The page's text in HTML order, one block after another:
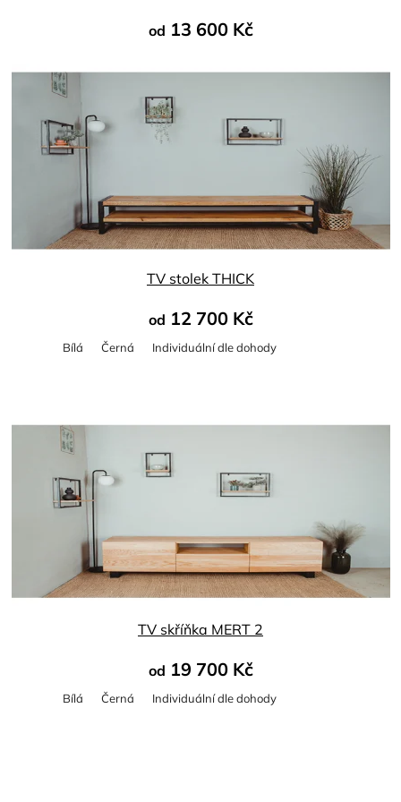
od 13 600 Kč
TV stolek THICK
od 12 700 Kč
Bílá Černá Individuální dle dohody
TV skříňka MERT 2
od 19 700 Kč
Bílá Černá Individuální dle dohody